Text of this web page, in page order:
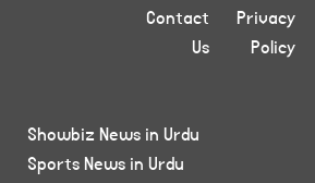
Privacy
Policy
Contact
Us
Showbiz News in Urdu
Sports News in Urdu